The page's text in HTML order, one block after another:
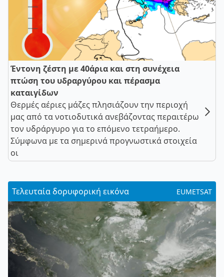
Έντονη ζέστη με 40άρια και στη συνέχεια
πτώση του υδραργύρου και πέρασμα
καταιγίδων
Θερμές αέριες μάζες πλησιάζουν την περιοχή
μας από τα νοτιοδυτικά ανεβάζοντας περαιτέρω
τον υδράργυρο για το επόμενο τετραήμερο.
Σύμφωνα με τα σημερινά προγνωστικά στοιχεία
οι
Τελευταία δορυφορική εικόνα EUMETSAT